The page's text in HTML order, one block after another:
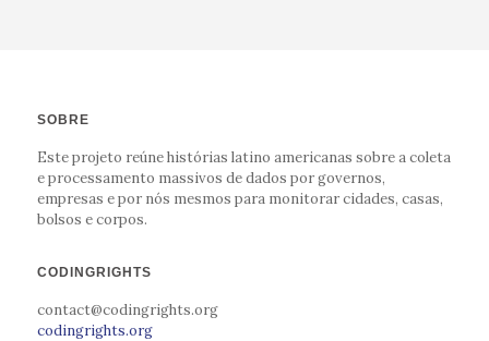
SOBRE
Este projeto reúne histórias latino americanas sobre a coleta
e processamento massivos de dados por governos,
empresas e por nós mesmos para monitorar cidades, casas,
bolsos e corpos.
CODINGRIGHTS
contact@codingrights.org
codingrights.org